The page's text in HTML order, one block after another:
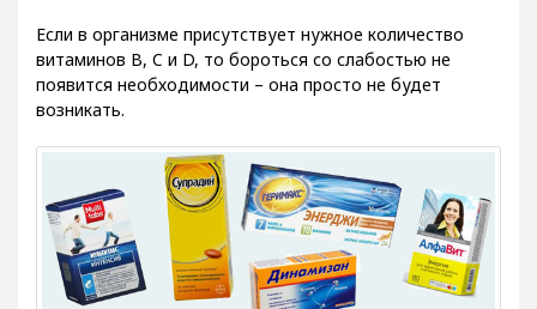
Если в организме присутствует нужное количество
витаминов B, C и D, то бороться со слабостью не
появится необходимости – она просто не будет
возникать.